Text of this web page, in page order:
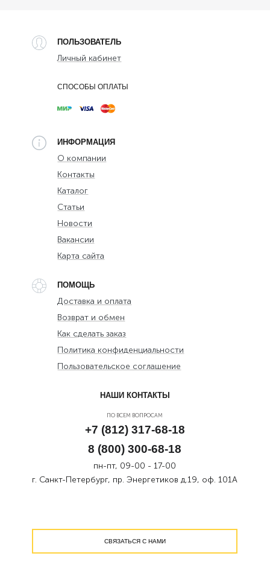
ПОЛЬЗОВАТЕЛЬ
Личный кабинет
СПОСОБЫ ОПЛАТЫ
ИНФОРМАЦИЯ
О компании
Контакты
Каталог
Статьи
Новости
Вакансии
Карта сайта
ПОМОЩЬ
Доставка и оплата
Возврат и обмен
Как сделать заказ
Политика конфиденциальности
Пользовательское соглашение
НАШИ КОНТАКТЫ
ПО ВСЕМ ВОПРОСАМ
+7 (812) 317-68-18
8 (800) 300-68-18
пн-пт, 09-00 - 17-00
г. Санкт-Петербург, пр. Энергетиков д.19, оф. 101А
СВЯЗАТЬСЯ С НАМИ